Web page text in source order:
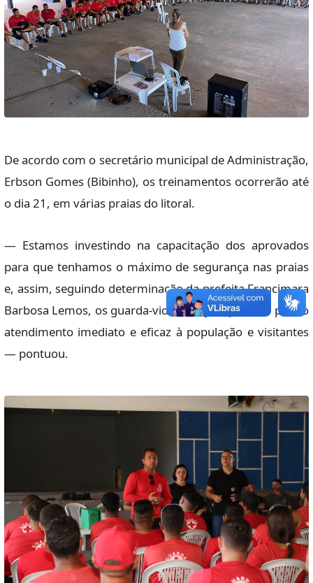
De acordo com o secretário municipal de Administração,
Erbson Gomes (Bibinho), os treinamentos ocorrerão até
o dia 21, em várias praias do litoral.
— Estamos investindo na capacitação dos aprovados
para que tenhamos o máximo de segurança nas praias
e, assim, seguindo determinação da prefeita Francimara
Barbosa Lemos, os guarda-vidas estejam prontos para o
atendimento imediato e eficaz à população e visitantes
— pontuou.